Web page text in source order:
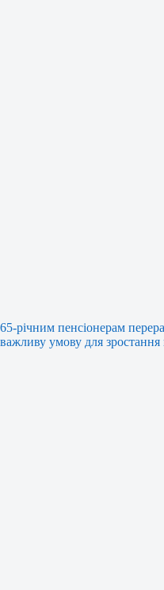
65-річним пенсіонерам
важливу умову для зростання